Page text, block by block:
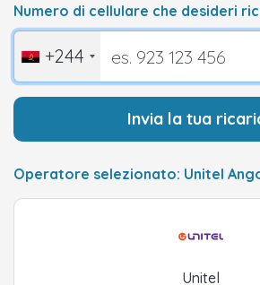
Numero di cellulare che desideri
+244
Invia la tua
Operatore selezionato: Unitel
Unitel